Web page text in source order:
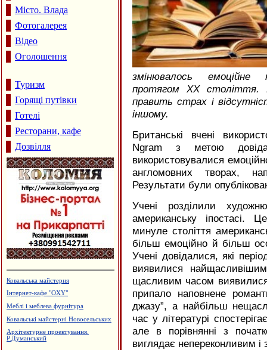
Місто. Влада
Фотогалерея
Відео
Оголошення
Туризм
Горящі путівки
Готелі
Ресторани, кафе
Дозвілля
Ковальська майстерня
Інтернет-кафе "OXY"
Меблі і меблева фурнітура
Ковальські майстерні Новосельських
Архітектурне проектування.
Р.Думанський
змінювалось емоційне
протягом XXстоліття.
править страх і
іншому.
Британські вчені
Ngram з метою
використовувалися
англомовних творах,
Результати були
Учені розділили
американську іпостасі.
минуле століття
більш емоційно й більш
Учені довідалися, які
виявилися
щасливим часом
припало наповнене
джазу”, а найбільш
час у літературі
але в порівнянні з
виглядає непереконливим і